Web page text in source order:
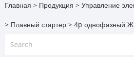
Главная > Продукция > Управление
> Плавный стартер > 4p однофазный